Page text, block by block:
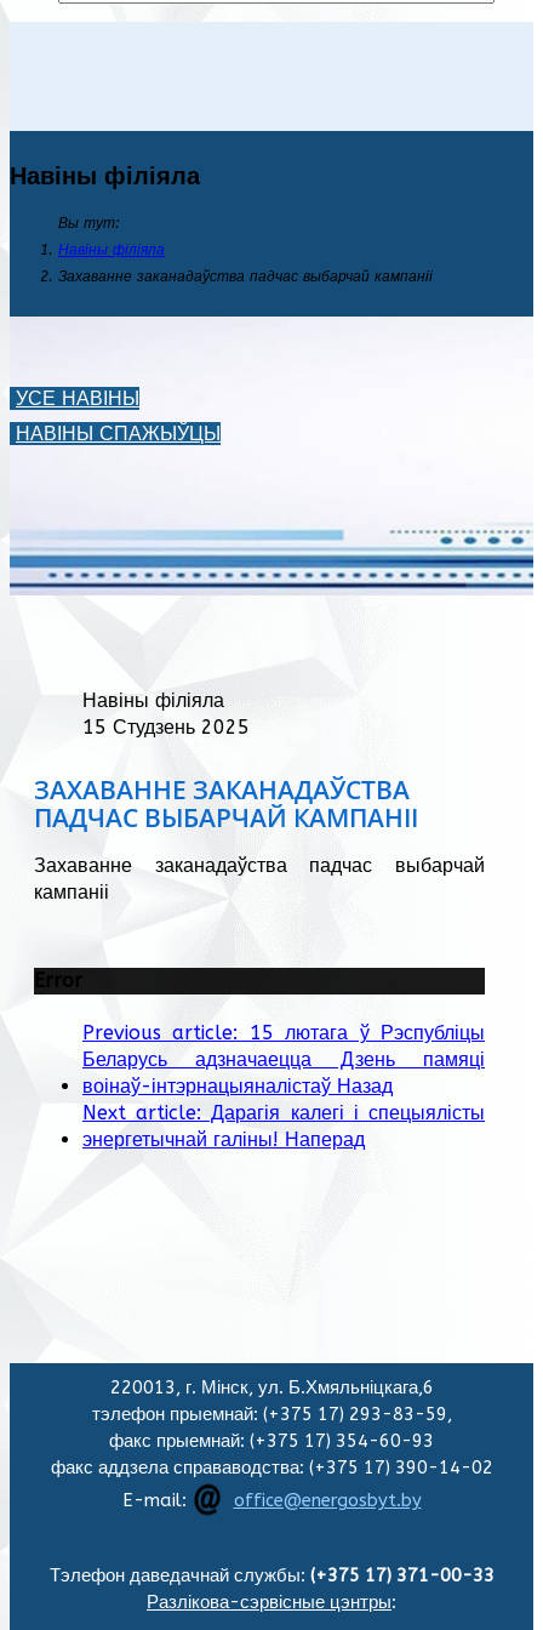
Навіны філіяла
Вы тут:
Навіны філіяла
Захаванне заканадаўства падчас выбарчай кампаніі
УСЕ НАВІНЫ
НАВІНЫ СПАЖЫЎЦЫ
Навіны філіяла
15 Студзень 2025
ЗАХАВАННЕ ЗАКАНАДАЎСТВА
ПАДЧАС ВЫБАРЧАЙ КАМПАНІІ
Захаванне заканадаўства падчас выбарчай
кампаніі
Error
Previous article: 15 лютага ў Рэспубліцы
Беларусь адзначаецца Дзень памяці
воінаў-інтэрнацыяналістаў Назад
Next article: Дарагія калегі і спецыялісты
энергетычнай галіны! Наперад
220013, г. Мінск, ул. Б.Хмяльніцкага,6
тэлефон прыемнай: (+375 17) 293-83-59,
факс прыемнай: (+375 17) 354-60-93
факс аддзела справаводства: (+375 17) 390-14-02
E-mail:
office@energosbyt.by
Тэлефон даведачнай службы: (+375 17) 371-00-33
Разлікова-сэрвісные цэнтры: